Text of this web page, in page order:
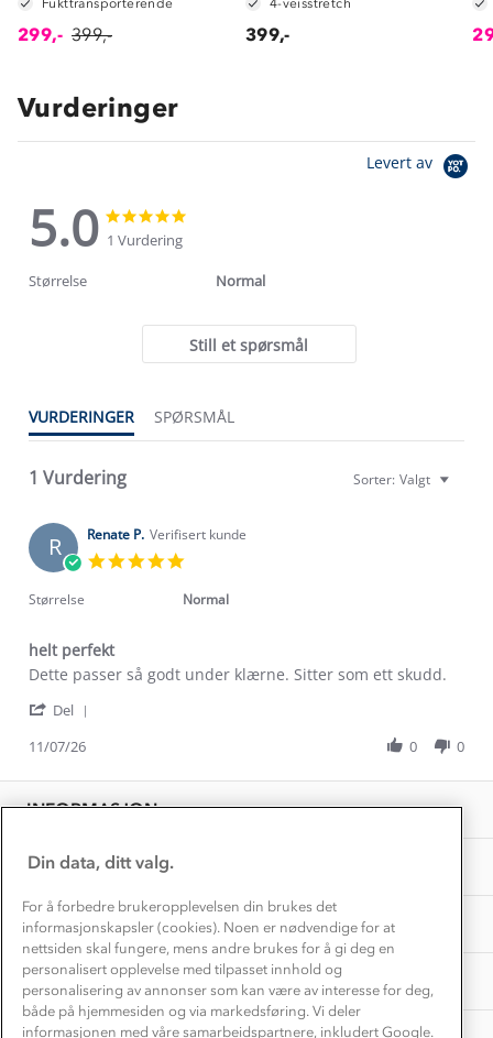
Fukttransporterende
299,- 399,-
4-veisstretch
399,-
Vurderinger
Levert av
5.0
5.0
star
1 Vurdering
Størrelse Normal
Still et spørsmål
VURDERINGER SPØRSMÅL
1 Vurdering Sorter: Valgt
R Renate P. Verifisert kunde
rating
Størrelse Normal
helt perfekt
Review
Renate
on
Jul
2026
review
helt
Dette passer så godt under klærne. Sitter som ett skudd.
Del
Renate
P.
Jul
2026
11/07/26 0 0
INFORMASJON
Kundeservice
Kontakt oss
Kundeklubb
Våre butikker
Bedrift, barnehage og SFO
OM OSS
Om Stormberg
Klima og miljø
Etisk handel
Inkludering
Materialer
Personvern
Samarbeide med oss?
TIPS OG RÅD
Alt du trenger til Norgesferien
Dette trenger du til barnehagen
Gravidklær
Hvordan velge riktig turtøy?
Turmat oppskrifter
Beredskap
AKTIVITETER
Få turinspirasjon og tips her⛰
Overnatte utendørs⛺
Leirskole 🥾
Barnehageansatt
Tips til hyttetur
Din data, ditt valg.
For å forbedre brukeropplevelsen din brukes det
informasjonskapsler (cookies). Noen er nødvendige for at
nettsiden skal fungere, mens andre brukes for å gi deg en
personalisert opplevelse med tilpasset innhold og
personalisering av annonser som kan være av interesse for deg,
både på hjemmesiden og via markedsføring. Vi deler
informasjonen med våre samarbeidspartnere, inkludert Google.